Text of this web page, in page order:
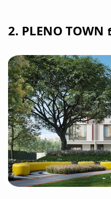
2. PLENO